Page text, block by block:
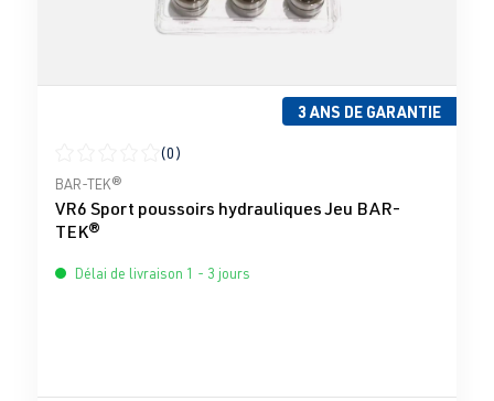
3 ANS DE GARANTIE
Note moyenne de 0 sur 5 étoiles
(0)
BAR-TEK®
VR6 Sport poussoirs hydrauliques Jeu BAR-
TEK®
Délai de livraison 1 - 3 jours